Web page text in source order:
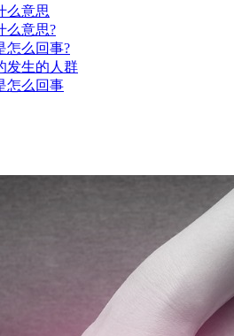
么意思
么意思?
怎么回事?
发生的人群
怎么回事